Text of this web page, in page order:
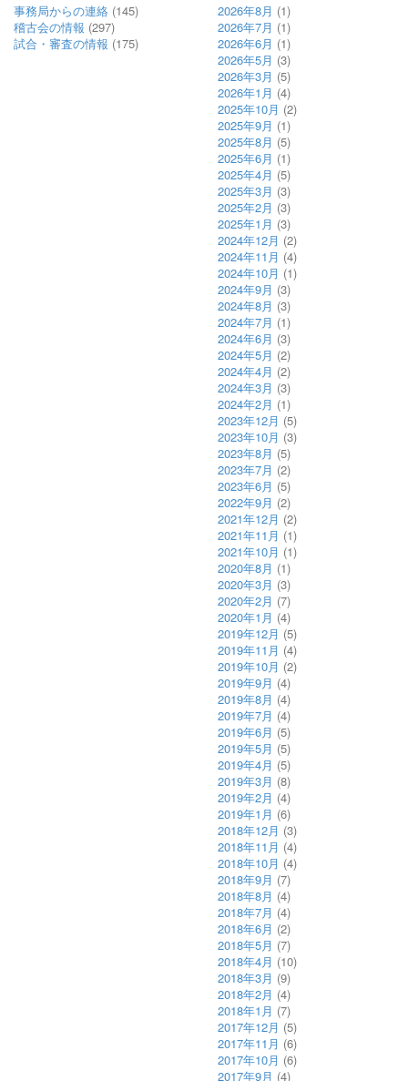
事務局からの連絡 (145)
稽古会の情報 (297)
試合・審査の情報 (175)
2026年8月 (1)
2026年7月 (1)
2026年6月 (1)
2026年5月 (3)
2026年3月 (5)
2026年1月 (4)
2025年10月 (2)
2025年9月 (1)
2025年8月 (5)
2025年6月 (1)
2025年4月 (5)
2025年3月 (3)
2025年2月 (3)
2025年1月 (3)
2024年12月 (2)
2024年11月 (4)
2024年10月 (1)
2024年9月 (3)
2024年8月 (3)
2024年7月 (1)
2024年6月 (3)
2024年5月 (2)
2024年4月 (2)
2024年3月 (3)
2024年2月 (1)
2023年12月 (5)
2023年10月 (3)
2023年8月 (5)
2023年7月 (2)
2023年6月 (5)
2022年9月 (2)
2021年12月 (2)
2021年11月 (1)
2021年10月 (1)
2020年8月 (1)
2020年3月 (3)
2020年2月 (7)
2020年1月 (4)
2019年12月 (5)
2019年11月 (4)
2019年10月 (2)
2019年9月 (4)
2019年8月 (4)
2019年7月 (4)
2019年6月 (5)
2019年5月 (5)
2019年4月 (5)
2019年3月 (8)
2019年2月 (4)
2019年1月 (6)
2018年12月 (3)
2018年11月 (4)
2018年10月 (4)
2018年9月 (7)
2018年8月 (4)
2018年7月 (4)
2018年6月 (2)
2018年5月 (7)
2018年4月 (10)
2018年3月 (9)
2018年2月 (4)
2018年1月 (7)
2017年12月 (5)
2017年11月 (6)
2017年10月 (6)
2017年9月 (4)